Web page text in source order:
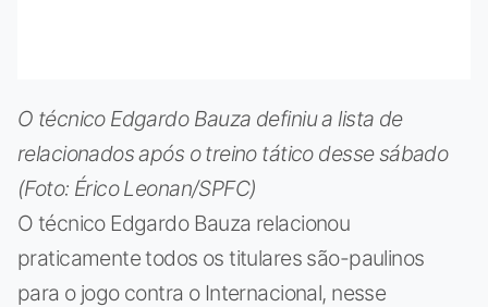
O técnico Edgardo Bauza definiu a lista de
relacionados após o treino tático desse sábado
(Foto: Érico Leonan/SPFC)
O técnico Edgardo Bauza relacionou
praticamente todos os titulares são-paulinos
para o jogo contra o Internacional, nesse